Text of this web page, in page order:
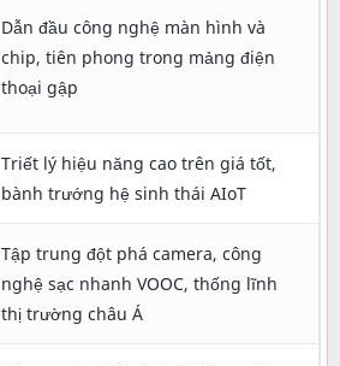
Dẫn đầu công nghệ màn hình và
chip, tiên phong trong mảng điện
thoại gập
Triết lý hiệu năng cao trên giá tốt,
bành trướng hệ sinh thái AIoT
Tập trung đột phá camera, công
nghệ sạc nhanh VOOC, thống lĩnh
thị trường châu Á